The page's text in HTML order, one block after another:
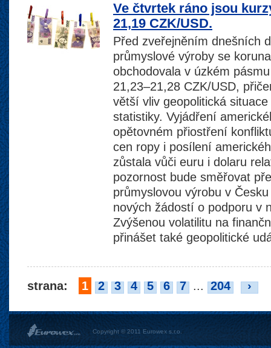
Ve čtvrtek ráno jsou
21,19 CZK/USD.
Před zveřejněním dnešních
průmyslové výroby se
obchodovala v úzkém
21,23–21,28 CZK/USD,
větší vliv geopolitická
statistiky. Vyjádření
opětovném přiostření
cen ropy i posílení
zůstala vůči euru i dolaru
pozornost bude směřovat
průmyslovou výrobu v
nových žádostí o podporu v
Zvýšenou volatilitu na
přinášet také geopolitické
strana: 1 2 3 4 5 6 7 ... 204 ›
Copyright © 2011 Eurowex s.r.o.